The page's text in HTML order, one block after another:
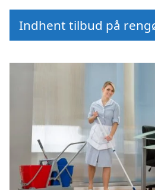
Indhent tilbud på